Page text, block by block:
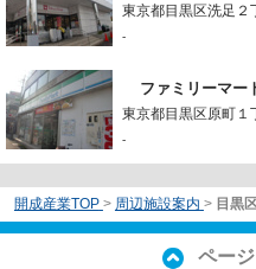
東京都目黒区洗足２
-
ファミリーマー
東京都目黒区原町１
-
開成産業TOP > 周辺施設案内 > 目黒
ペー